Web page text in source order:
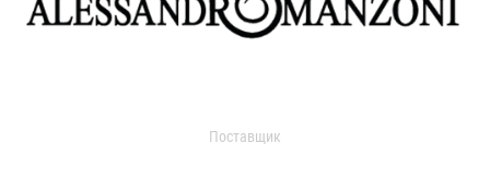
Поставщик